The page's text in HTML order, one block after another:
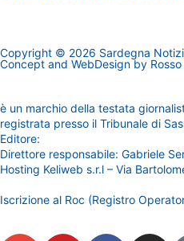
Copyright © 2026 Sardegna
Concept and WebDesign by
è un marchio della testata
registrata presso il Tribunale di
Editore:
Direttore responsabile: Gabriele
Hosting Keliweb s.r.l – Via
Iscrizione al Roc (Registro